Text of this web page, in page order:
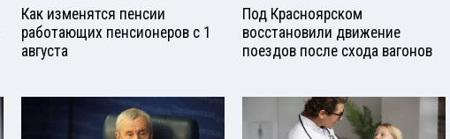
Как изменятся пенсии
работающих пенсионеров с 1
августа
Под Красноярском
восстановили движение
поездов после схода вагонов